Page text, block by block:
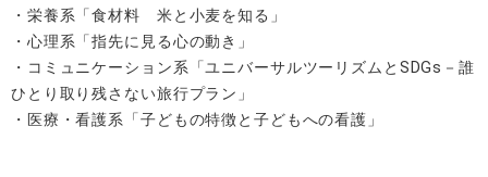
・栄養系「食材料 米と小麦を知る」
・心理系「指先に見る心の動き」
・コミュニケーション系「ユニバーサルツーリズムとSDGs－誰
ひとり取り残さない旅行プラン」
・医療・看護系「子どもの特徴と子どもへの看護」